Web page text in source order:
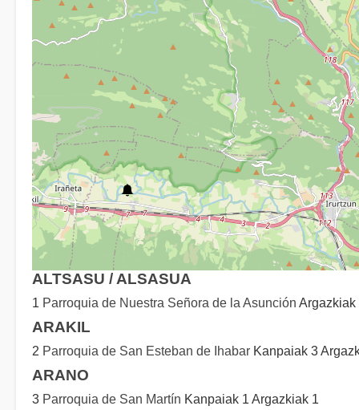
ALTSASU / ALSASUA
1 Parroquia de Nuestra Señora de la Asunción
ARAKIL
2 Parroquia de San Esteban de Ihabar Kanpaiak 3
ARANO
3 Parroquia de San Martín Kanpaiak 1 Argazkiak 1